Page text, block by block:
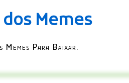
dos Memes
Memes Para Baixar.